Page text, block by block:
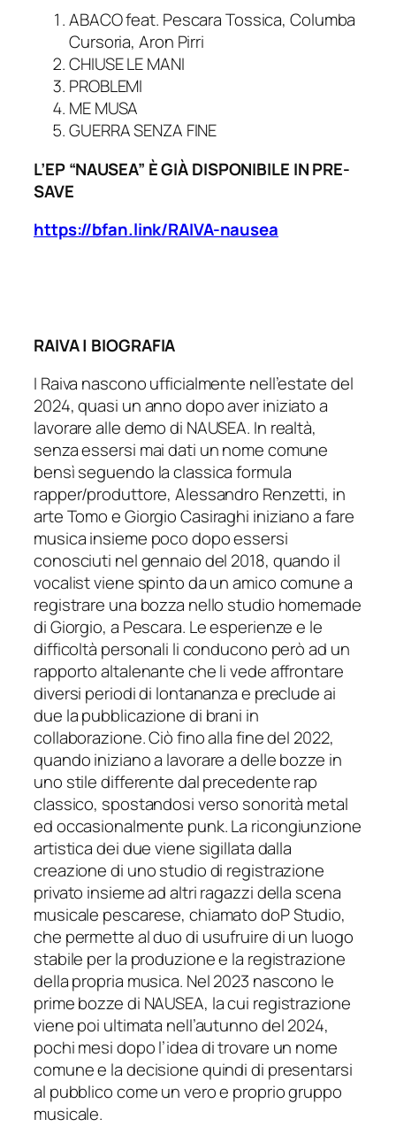
ABACO feat. Pescara Tossica, Columba
Cursoria, Aron Pirri
CHIUSE LE MANI
PROBLEMI
ME MUSA
GUERRA SENZA FINE
L’EP “NAUSEA” È GIÀ DISPONIBILE IN PRE-
SAVE
https://bfan.link/RAIVA-nausea
RAIVA | BIOGRAFIA
I Raiva nascono ufficialmente nell’estate del
2024, quasi un anno dopo aver iniziato a
lavorare alle demo di NAUSEA. In realtà,
senza essersi mai dati un nome comune
bensì seguendo la classica formula
rapper/produttore, Alessandro Renzetti, in
arte Tomo e Giorgio Casiraghi iniziano a fare
musica insieme poco dopo essersi
conosciuti nel gennaio del 2018, quando il
vocalist viene spinto da un amico comune a
registrare una bozza nello studio homemade
di Giorgio, a Pescara. Le esperienze e le
difficoltà personali li conducono però ad un
rapporto altalenante che li vede affrontare
diversi periodi di lontananza e preclude ai
due la pubblicazione di brani in
collaborazione. Ciò fino alla fine del 2022,
quando iniziano a lavorare a delle bozze in
uno stile differente dal precedente rap
classico, spostandosi verso sonorità metal
ed occasionalmente punk. La ricongiunzione
artistica dei due viene sigillata dalla
creazione di uno studio di registrazione
privato insieme ad altri ragazzi della scena
musicale pescarese, chiamato doP Studio,
che permette al duo di usufruire di un luogo
stabile per la produzione e la registrazione
della propria musica. Nel 2023 nascono le
prime bozze di NAUSEA, la cui registrazione
viene poi ultimata nell’autunno del 2024,
pochi mesi dopo l’idea di trovare un nome
comune e la decisione quindi di presentarsi
al pubblico come un vero e proprio gruppo
musicale.